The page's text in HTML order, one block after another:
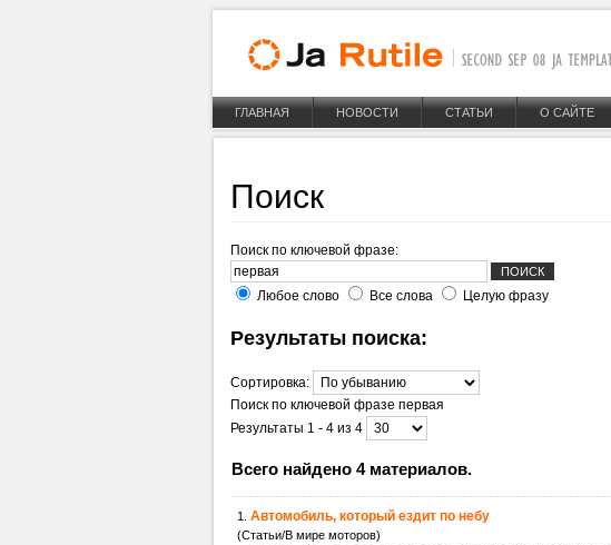
ГЛАВНАЯ НОВОСТИ СТАТЬИ О САЙТЕ
Поиск
Поиск по ключевой фразе:
Любое слово Все слова Целую фразу
Результаты поиска:
Сортировка:
Поиск по ключевой фразе первая
Результаты 1 - 4 из 4
Всего найдено 4 материалов.
1. Автомобиль, который ездит по небу
(Статьи/В мире моторов)